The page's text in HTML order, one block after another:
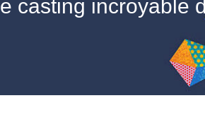
casting incroyable